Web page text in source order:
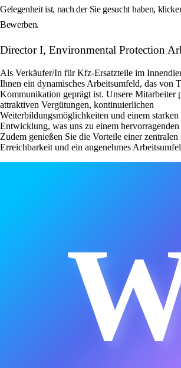
Gelegenheit ist, nach der Sie gesucht haben,
Bewerben.
Director I, Environmental Protection
Als Verkäufer/In für Kfz-Ersatzteile im
Ihnen ein dynamisches Arbeitsumfeld, das von
Kommunikation geprägt ist. Unsere Mitarbeiter
attraktiven Vergütungen, kontinuierlichen
Weiterbildungsmöglichkeiten und einem
Entwicklung, was uns zu einem
Zudem genießen Sie die Vorteile einer
Erreichbarkeit und ein angenehmes